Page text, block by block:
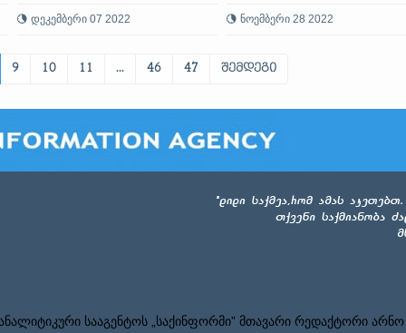
დეკემბერი 07 2022 ნოემბერი 28 2022
9 10 11 ... 46 47 შემდეგი
სააგენტოს „საქინფორმი” მთავარი რედაქტორი